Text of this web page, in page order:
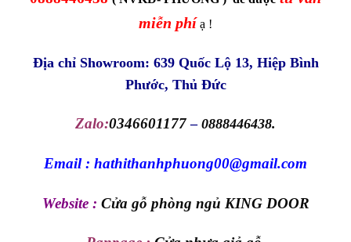
miễn phí ạ !
Địa chỉ Showroom: 639 Quốc Lộ 13, Hiệp Bình
Phước, Thủ Đức
Zalo:0346601177 – 0888446438.
Email : hathithanhphuong00@gmail.com
Website : Cửa gỗ phòng ngủ KING DOOR